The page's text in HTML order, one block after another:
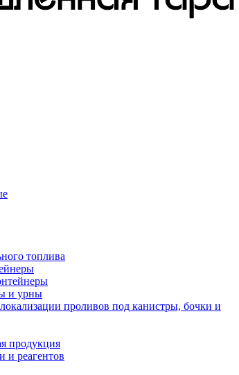
топлива
и урны
проливов под канистры, бочки и
продукция
и реагентов